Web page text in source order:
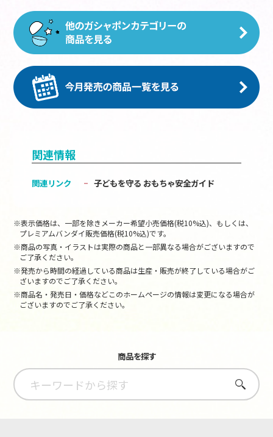
関連情報
関連リンク 子どもを守る おもちゃ安全ガイド
※表示価格は、一部を除きメーカー希望小売価格(税10%込)、もしくは、
プレミアムバンダイ販売価格(税10%込)です。
※商品の写真・イラストは実際の商品と一部異なる場合がございますので
ご了承ください。
※発売から時間の経過している商品は生産・販売が終了している場合がご
ざいますのでご了承ください。
※商品名・発売日・価格などこのホームページの情報は変更になる場合が
ございますのでご了承ください。
商品を探す
さがす